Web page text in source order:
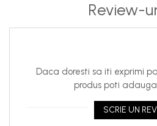
Volkswagen Polo IV (9N)
Volkswagen Polo V (6R/6C)
Review-
Daca doresti sa iti exprimi
produs poti
SCRIE UN